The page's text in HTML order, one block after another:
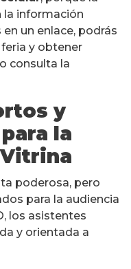
la información
un enlace, podrás
y obtener
consulta la
y
la
poderosa, pero
para la audiencia
los asistentes
y orientada a